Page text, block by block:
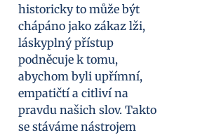
historicky to může být
chápáno jako zákaz lži,
láskyplný přístup
podněcuje k tomu,
abychom byli upřímní,
empatičtí a citliví na
pravdu našich slov. Takto
se stáváme nástrojem